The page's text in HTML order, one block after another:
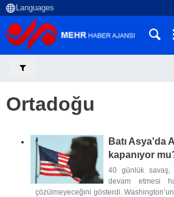
Ortadoğu
Batı Asya'da
kapanıyor
40 günlük savaş,
devam etmesi
çözülmeyeceğini gösterdi.